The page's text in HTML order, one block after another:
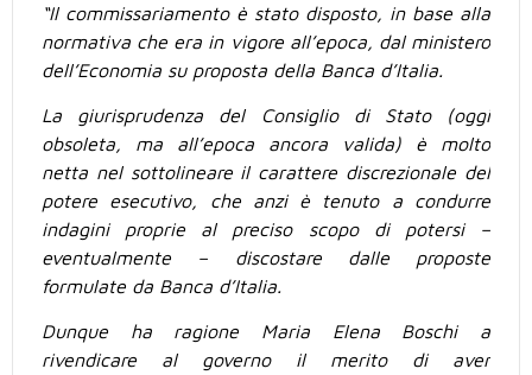
“Il commissariamento è stato disposto, in base alla
normativa che era in vigore all’epoca, dal ministero
dell’Economia su proposta della Banca d’Italia.
La giurisprudenza del Consiglio di Stato (oggi
obsoleta, ma all’epoca ancora valida) è molto
netta nel sottolineare il carattere discrezionale del
potere esecutivo, che anzi è tenuto a condurre
indagini proprie al preciso scopo di potersi –
eventualmente – discostare dalle proposte
formulate da Banca d’Italia.
Dunque ha ragione Maria Elena Boschi a
rivendicare al governo il merito di aver